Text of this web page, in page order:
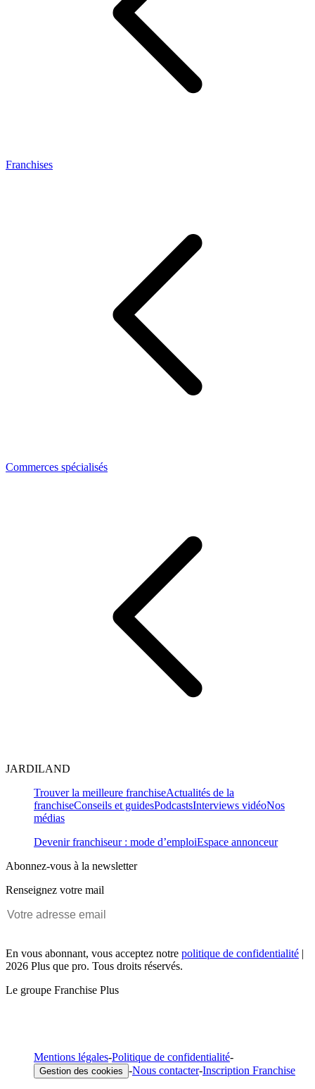
Franchises
Commerces spécialisés
JARDILAND
Trouver la meilleure franchiseActualités de la
franchiseConseils et guidesPodcastsInterviews vidéoNos
médias
Devenir franchiseur : mode d’emploiEspace annonceur
Abonnez-vous à la newsletter
Renseignez votre mail
En vous abonnant, vous acceptez notre politique de confidentialité |
2026 Plus que pro. Tous droits réservés.
Le groupe Franchise Plus
Mentions légales-Politique de confidentialité-
Gestion des cookies -Nous contacter-Inscription Franchise